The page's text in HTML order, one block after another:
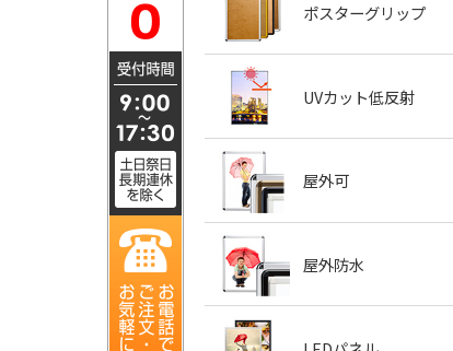
ポスターグリップ
UVカット低反射
屋外可
屋外防水